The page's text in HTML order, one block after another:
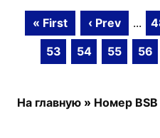
« First ‹ Prev ...
53
54 55 56
На главную » Номер BSB